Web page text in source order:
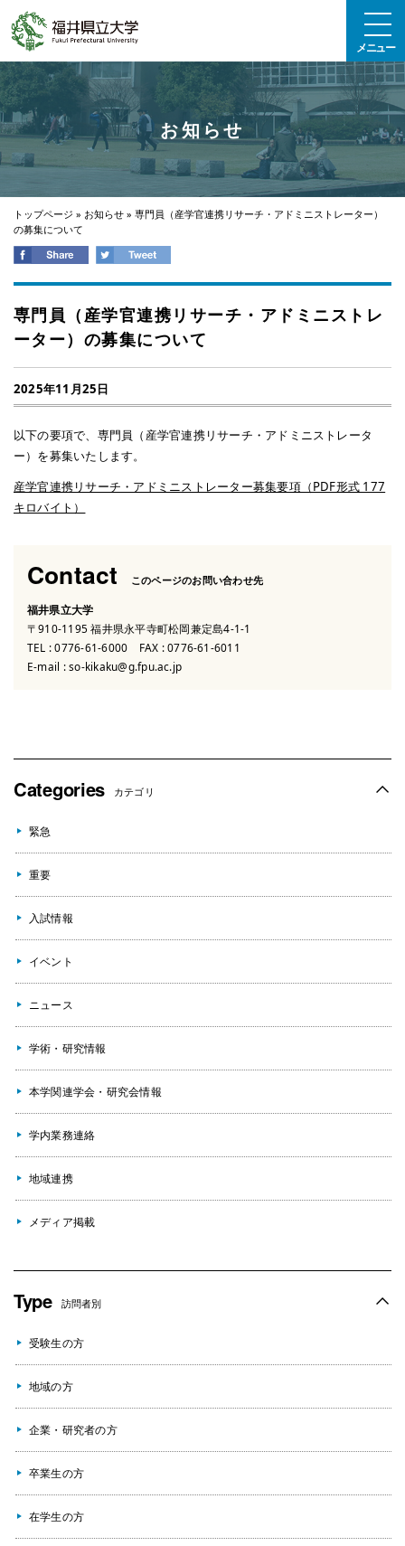
メニュー
お知らせ
トップページ » お知らせ » 専門員（産学官連携リサーチ・アドミニストレーター）
の募集について
専門員（産学官連携リサーチ・アドミニストレ
ーター）の募集について
2025年11月25日
以下の要項で、専門員（産学官連携リサーチ・アドミニストレータ
ー）を募集いたします。
産学官連携リサーチ・アドミニストレーター募集要項（PDF形式 177
キロバイト）
Contact このページのお問い合わせ先
福井県立大学
〒910-1195 福井県永平寺町松岡兼定島4-1-1
TEL :0776-61-6000 FAX : 0776-61-6011
E-mail :so-kikaku@g.fpu.ac.jp
Categories カテゴリ
緊急
重要
入試情報
イベント
ニュース
学術・研究情報
本学関連学会・研究会情報
学内業務連絡
地域連携
メディア掲載
Type 訪問者別
受験生の方
地域の方
企業・研究者の方
卒業生の方
在学生の方